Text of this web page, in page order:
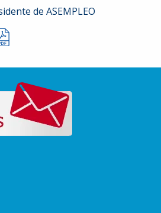
de ASEMPLEO